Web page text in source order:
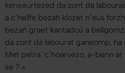
kenseurtezed da zont da
a c’hellfe bezañ klozet n’eus
bezañ graet kantadoù a
da zont da labourat ganeomp,
Met petra ‘c’hoarvezo, a-benn
se ? »